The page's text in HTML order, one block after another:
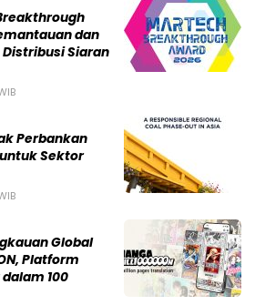
dan
Siaran
Perbankan
Sektor
Global
Platform
100